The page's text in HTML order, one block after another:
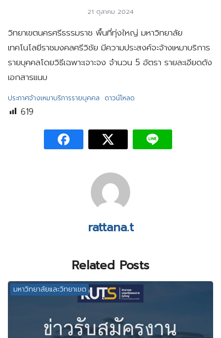
21 ตุลาคม 2024
วิทยาเขตนครศรีธรรมราช พื้นที่ทุ่งใหญ่ มหาวิทยาลัย
เทคโนโลยีราชมงคลศรีวิชัย มีความประสงค์จะจ้างเหมาบริการ
รายบุคคลโดยวิธีเฉพาะเจาะจง จำนวน 5 อัตรา รายละเอียดดัง
เอกสารแนบ
ประกาศจ้างเหมาบริการรายบุคคล ดาวน์โหลด
619
rattana.t
Related Posts
มหาวิทยาลัยและวิทยาเขต